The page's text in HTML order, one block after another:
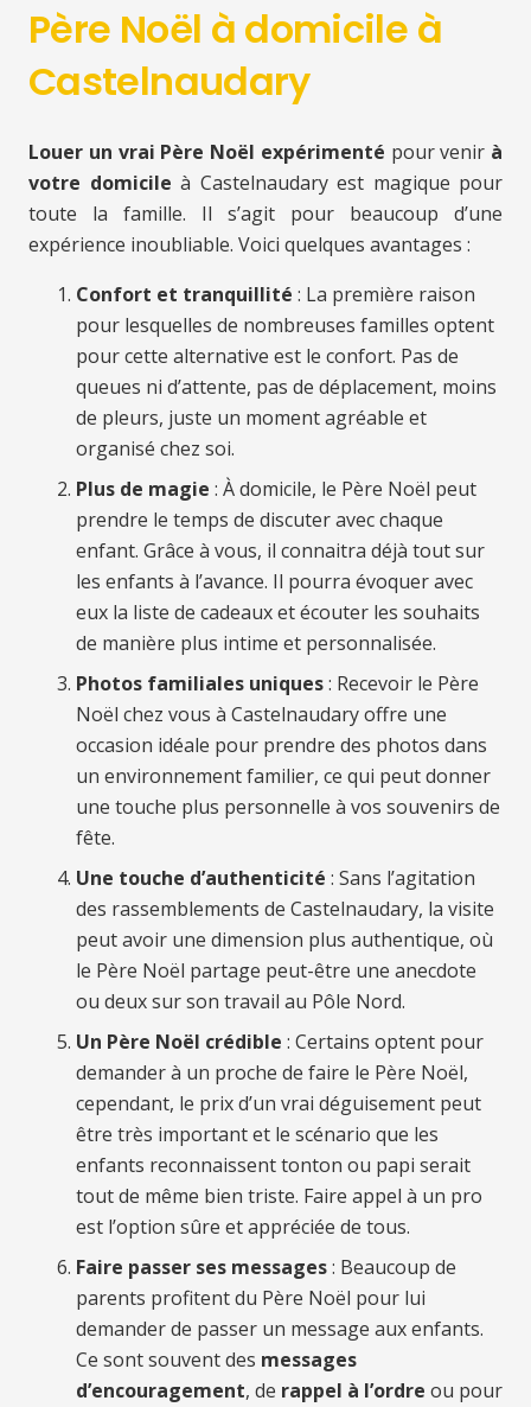
Père Noël à domicile à
Castelnaudary
Louer un vrai Père Noël expérimenté pour venir à
votre domicile à Castelnaudary est magique pour
toute la famille. Il s’agit pour beaucoup d’une
expérience inoubliable. Voici quelques avantages :
Confort et tranquillité : La première raison
pour lesquelles de nombreuses familles optent
pour cette alternative est le confort. Pas de
queues ni d’attente, pas de déplacement, moins
de pleurs, juste un moment agréable et
organisé chez soi.
Plus de magie : À domicile, le Père Noël peut
prendre le temps de discuter avec chaque
enfant. Grâce à vous, il connaitra déjà tout sur
les enfants à l’avance. Il pourra évoquer avec
eux la liste de cadeaux et écouter les souhaits
de manière plus intime et personnalisée.
Photos familiales uniques: Recevoir le Père
Noël chez vous à Castelnaudary offre une
occasion idéale pour prendre des photos dans
un environnement familier, ce qui peut donner
une touche plus personnelle à vos souvenirs de
fête.
Une touche d’authenticité : Sans l’agitation
des rassemblements de Castelnaudary, la visite
peut avoir une dimension plus authentique, où
le Père Noël partage peut-être une anecdote
ou deux sur son travail au Pôle Nord.
Un Père Noël crédible : Certains optent pour
demander à un proche de faire le Père Noël,
cependant, le prix d’un vrai déguisement peut
être très important et le scénario que les
enfants reconnaissent tonton ou papi serait
tout de même bien triste. Faire appel à un pro
est l’option sûre et appréciée de tous.
Faire passer ses messages: Beaucoup de
parents profitent du Père Noël pour lui
demander de passer un message aux enfants.
Ce sont souvent des messages
d’encouragement, de rappel à l’ordre ou pour